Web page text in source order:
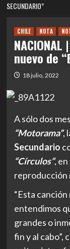
SECUNDARIO”
CHILE NOTA
nuevo de
18 julio, 2022
A sólo dos
“Motorama”,
Secundario
“Círculos”,
reproducción
“Esta
entendimos
grandes o
fin y al cabo”,